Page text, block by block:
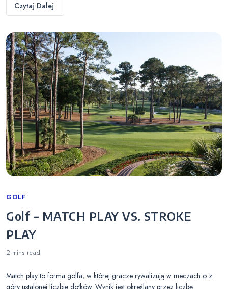
Czytaj Dalej
Categories
GOLF
Golf – MATCH PLAY VS. STROKE
PLAY
2 mins read
Match play to forma golfa, w której gracze rywalizują w meczach o z
góry ustalonej liczbie dołków. Wynik jest określany przez liczbę